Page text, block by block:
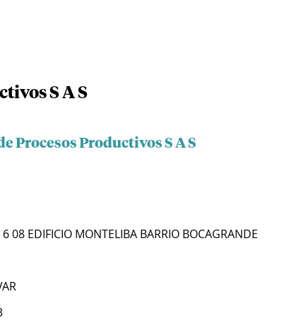
S A S
Procesos Productivos S A S
6 08 EDIFICIO MONTELIBA BARRIO BOCAGRANDE